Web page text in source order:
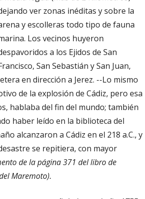
ver zonas inéditas y sobre la
y escolleras todo tipo de fauna
Los vecinos huyeron
a los Ejidos de San
San Sebastián y San Juan,
en dirección a Jerez. --Lo mismo
de la explosión de Cádiz, pero esa
hablaba del fin del mundo; también
haber leído en la biblioteca del
alcanzaron a Cádiz en el 218 a.C., y
se repitiera, con mayor
de la página 371 del libro de
Maremoto).